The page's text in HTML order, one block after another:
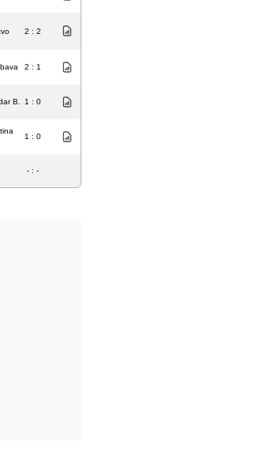
2 : 2
2 : 1
B. 1 : 0
1 : 0
- : -